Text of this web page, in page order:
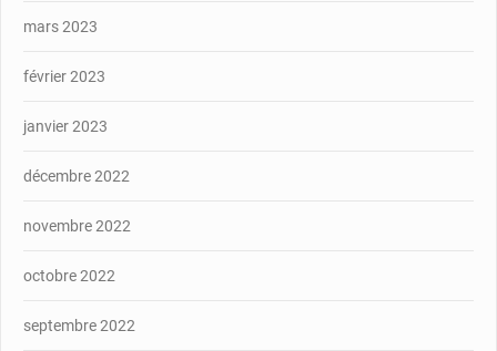
mars 2023
février 2023
janvier 2023
décembre 2022
novembre 2022
octobre 2022
septembre 2022